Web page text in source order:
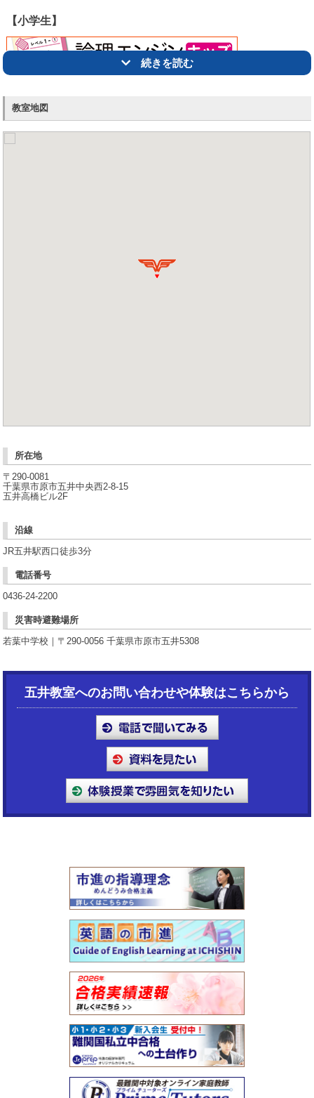
【小学生】
△トップへ
続きを読む
教室地図
所在地
〒290-0081
千葉県市原市五井中央西2-8-15
五井高橋ビル2F
沿線
JR五井駅西口徒歩3分
電話番号
0436-24-2200
災害時避難場所
若葉中学校｜〒290-0056 千葉県市原市五井5308
五井教室へのお問い合わせや体験はこちらから